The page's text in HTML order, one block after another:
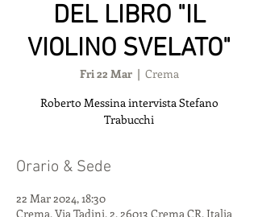
DEL LIBRO "IL
VIOLINO SVELATO"
Fri 22 Mar
  |
Crema
Roberto Messina intervista Stefano
Trabucchi
Orario & Sede
22 Mar 2024, 18:30
Crema, Via Tadini, 2, 26013 Crema CR, Italia